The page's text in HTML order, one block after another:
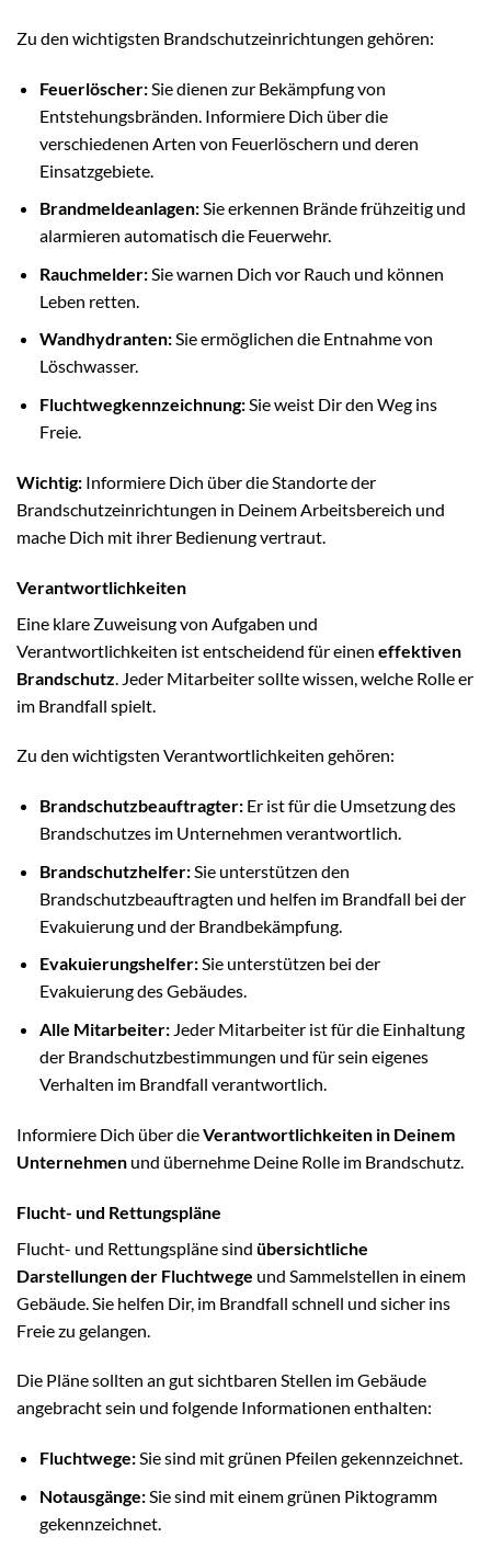
Zu den wichtigsten Brandschutzeinrichtungen gehören:
Feuerlöscher:Sie dienen zur Bekämpfung von
Entstehungsbränden. Informiere Dich über die
verschiedenen Arten von Feuerlöschern und deren
Einsatzgebiete.
Brandmeldeanlagen:Sie erkennen Brände frühzeitig und
alarmieren automatisch die Feuerwehr.
Rauchmelder:Sie warnen Dich vor Rauch und können
Leben retten.
Wandhydranten:Sie ermöglichen die Entnahme von
Löschwasser.
Fluchtwegkennzeichnung:Sie weist Dir den Weg ins
Freie.
Wichtig: Informiere Dich über die Standorte der
Brandschutzeinrichtungen in Deinem Arbeitsbereich und
mache Dich mit ihrer Bedienung vertraut.
Verantwortlichkeiten
Eine klare Zuweisung von Aufgaben und
Verantwortlichkeiten ist entscheidend für einen effektiven
Brandschutz . Jeder Mitarbeiter sollte wissen, welche Rolle er
im Brandfall spielt.
Zu den wichtigsten Verantwortlichkeiten gehören:
Brandschutzbeauftragter:Er ist für die Umsetzung des
Brandschutzes im Unternehmen verantwortlich.
Brandschutzhelfer:Sie unterstützen den
Brandschutzbeauftragten und helfen im Brandfall bei der
Evakuierung und der Brandbekämpfung.
Evakuierungshelfer:Sie unterstützen bei der
Evakuierung des Gebäudes.
Alle Mitarbeiter:Jeder Mitarbeiter ist für die Einhaltung
der Brandschutzbestimmungen und für sein eigenes
Verhalten im Brandfall verantwortlich.
Informiere Dich über dieVerantwortlichkeiten in Deinem
Unternehmen und übernehme Deine Rolle im Brandschutz.
Flucht- und Rettungspläne
Flucht- und Rettungspläne sind übersichtliche
Darstellungen der Fluchtwege und Sammelstellen in einem
Gebäude. Sie helfen Dir, im Brandfall schnell und sicher ins
Freie zu gelangen.
Die Pläne sollten an gut sichtbaren Stellen im Gebäude
angebracht sein und folgende Informationen enthalten:
Fluchtwege:Sie sind mit grünen Pfeilen gekennzeichnet.
Notausgänge:Sie sind mit einem grünen Piktogramm
gekennzeichnet.